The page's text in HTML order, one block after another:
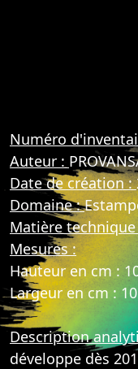
Numéro
Auteur :
Date de création :
Domaine :
Matière technique
Mesures :
Hauteur en cm :
Largeur en cm : 10
Description
développe dès